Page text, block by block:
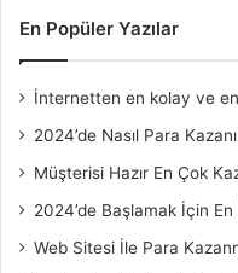
En Popüler Yazılar
İnternetten en kolay ve en
2024’de Nasıl Para
Müşterisi Hazır En Çok
2024’de Başlamak İçin
Web Sitesi İle Para